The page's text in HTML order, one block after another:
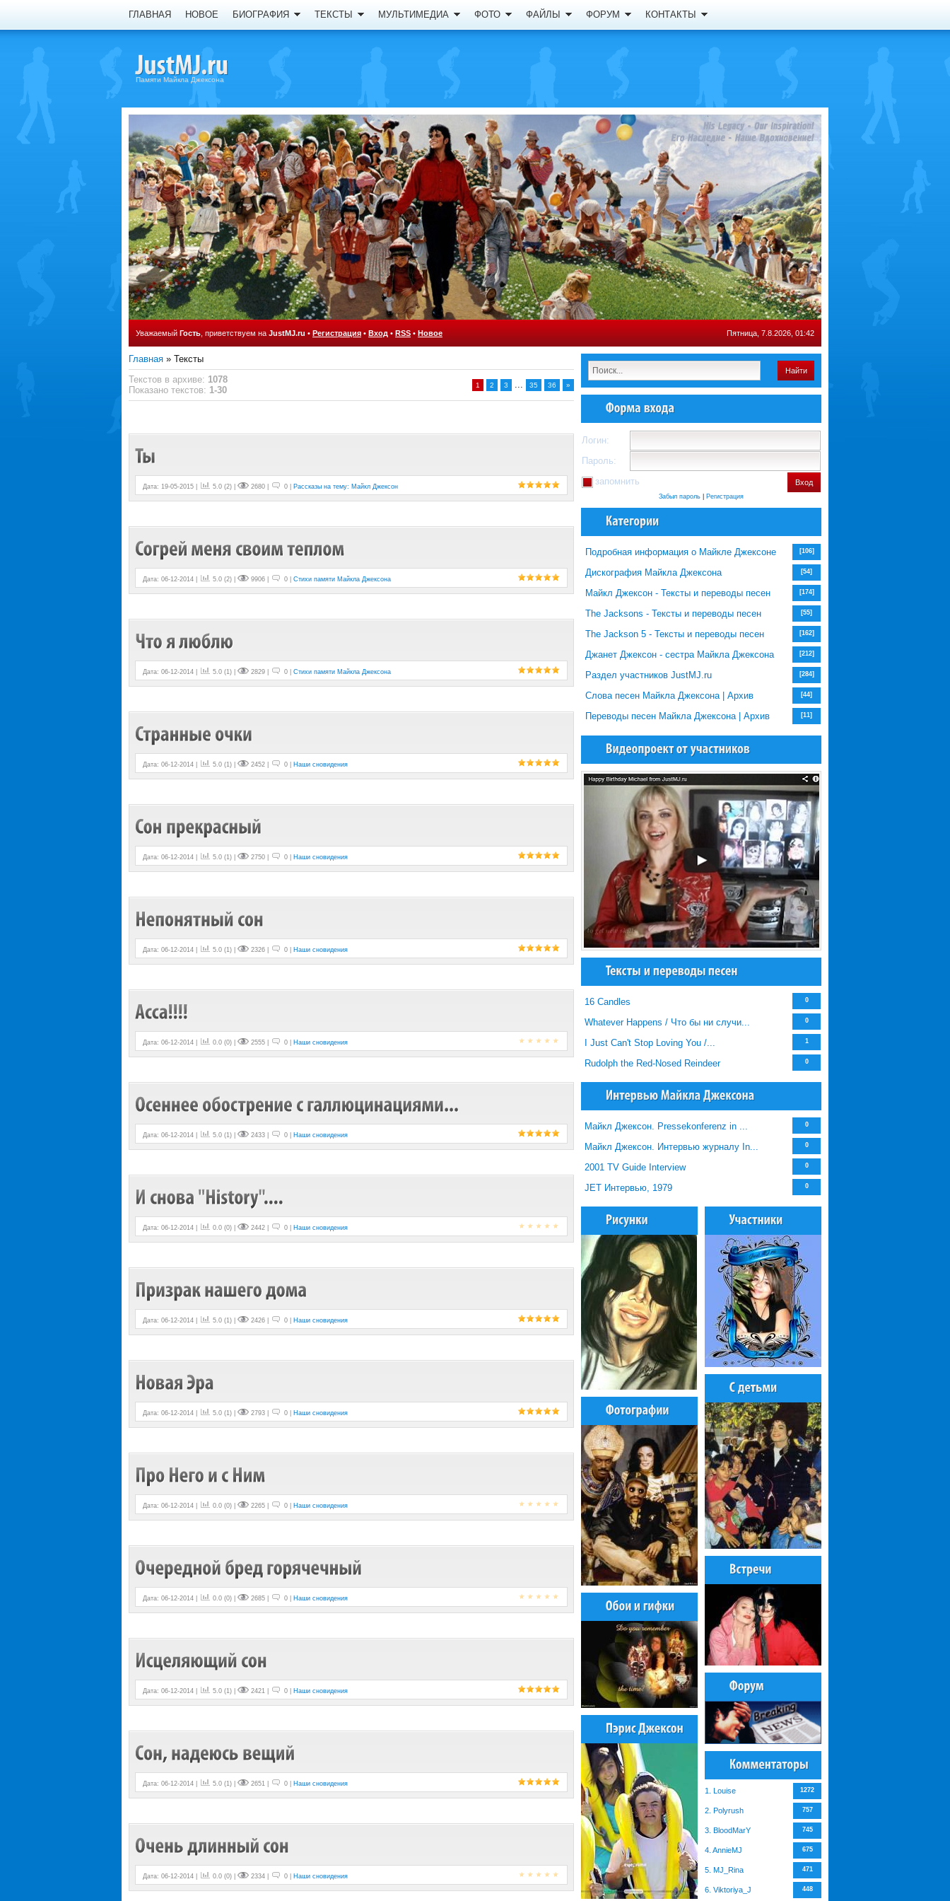
ГЛАВНАЯ НОВОЕ БИОГРАФИЯ ТЕКСТЫ МУЛЬТИМЕДИА ФОТО ФАЙЛЫ ФОРУМ КОНТАКТЫ
Памяти Майкла Джексона
Уважаемый Гость , приветствуем на JustMJ.ru • Регистрация • Вход • RSS • Новое Пятница, 7.8.2026, 01:42
Главная » Тексты
Текстов в архиве: 1078
Показано текстов: 1-30 1 2 3 ... 35 36 »
Дата: 19-05-2015 | 5.0 (2) | 2680 | 0 | Рассказы на тему: Майкл Джексон
Дата: 06-12-2014 | 5.0 (2) | 9906 | 0 | Стихи памяти Майкла Джексона
Дата: 06-12-2014 | 5.0 (1) | 2829 | 0 | Стихи памяти Майкла Джексона
Дата: 06-12-2014 | 5.0 (1) | 2452 | 0 | Наши сновидения
Дата: 06-12-2014 | 5.0 (1) | 2750 | 0 | Наши сновидения
Дата: 06-12-2014 | 5.0 (1) | 2326 | 0 | Наши сновидения
Дата: 06-12-2014 | 0.0 (0) | 2555 | 0 | Наши сновидения
Дата: 06-12-2014 | 5.0 (1) | 2433 | 0 | Наши сновидения
Дата: 06-12-2014 | 0.0 (0) | 2442 | 0 | Наши сновидения
Дата: 06-12-2014 | 5.0 (1) | 2426 | 0 | Наши сновидения
Дата: 06-12-2014 | 5.0 (1) | 2793 | 0 | Наши сновидения
Дата: 06-12-2014 | 0.0 (0) | 2265 | 0 | Наши сновидения
Дата: 06-12-2014 | 0.0 (0) | 2685 | 0 | Наши сновидения
Дата: 06-12-2014 | 5.0 (1) | 2421 | 0 | Наши сновидения
Дата: 06-12-2014 | 5.0 (1) | 2651 | 0 | Наши сновидения
Дата: 06-12-2014 | 0.0 (0) | 2334 | 0 | Наши сновидения
Найти
Логин:
Пароль:
запомнить
Вход
Забыл пароль Регистрация
Подробная информация о Майкле Джексоне [106]
Дискография Майкла Джексона [54]
Майкл Джексон - Тексты и переводы песен [174]
The Jacksons - Тексты и переводы песен [55]
The Jackson 5 - Тексты и переводы песен [162]
Джанет Джексон - сестра Майкла Джексона [212]
Раздел участников JustMJ.ru [284]
Слова песен Майкла Джексона | Архив [44]
Переводы песен Майкла Джексона | Архив [11]
16 Candles 0
Whatever Happens / Что бы ни случи... 0
I Just Can't Stop Loving You /... 1
Rudolph the Red-Nosed Reindeer 0
Майкл Джексон. Pressekonferenz in ... 0
Майкл Джексон. Интервью журналу In... 0
2001 TV Guide Interview 0
JET Интервью, 1979 0
1. Louise 1272
2. Polyrush 757
3. BloodMarY 745
4. AnnieMJ 675
5. MJ_Rina 471
6. Viktoriya_J 448